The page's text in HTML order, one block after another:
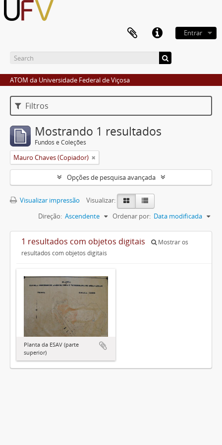
Entrar
ATOM da Universidade Federal de Viçosa
Filtros
Mostrando 1 resultados
Fundos e Coleções
Mauro Chaves (Copiador)
Opções de pesquisa avançada
Visualizar impressão
Visualizar:
Ordenar por: Data modificada
Direção: Ascendente
1 resultados com objetos digitais
Mostrar os
resultados com objetos digitais
Planta da ESAV (parte
superior)